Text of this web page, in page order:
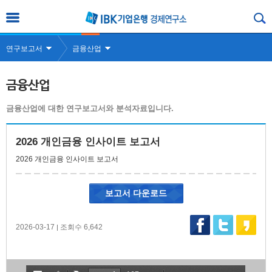
연구보고서 금융산업
금융산업
금융산업에 대한 연구보고서와 분석자료입니다.
2026 개인금융 인사이트 보고서
2026 개인금융 인사이트 보고서
2026-03-17 | 조회수 6,642
보고서 다운로드